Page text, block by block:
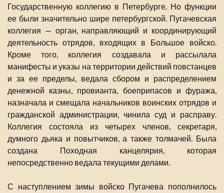
Государственную коллегию в Петербурге. Но функции
ее были значительно шире петербургской. Пугачевская
коллегия — орган, направляющий и координирующий
деятельность отрядов, входящих в Большое войско.
Кроме того, коллегия создавала и рассылала
манифесты и указы на территории действий повстанцев
и за ее пределы, ведала сбором и распределением
денежной казны, провианта, боеприпасов и фуража,
назначала и смещала начальников воинских отрядов и
гражданской администрации, чинила суд и расправу.
Коллегия состояла из четырех членов, секретаря,
думного дьяка и повытчиков, а также толмачей. Была
создана Походная канцелярия, которая
непосредственно ведала текущими делами.
С наступлением зимы войско Пугачева пополнилось